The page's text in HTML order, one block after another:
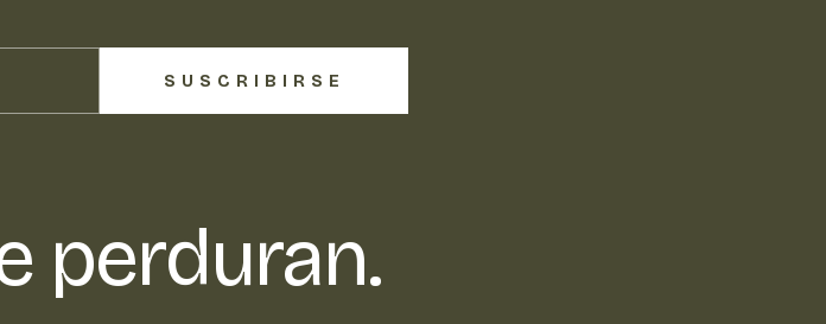
SUSCRIBIRSE
perduran.